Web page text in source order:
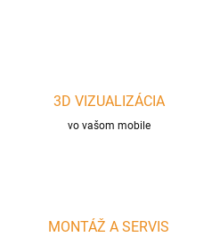
3D VIZUALIZÁCIA
vo vašom mobile
MONTÁŽ A SERVIS